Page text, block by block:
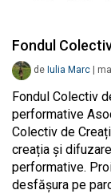
Fondul
de Iulia Marc
Fondul Colectiv
performative
Colectiv de
creația și
performative.
desfășura pe